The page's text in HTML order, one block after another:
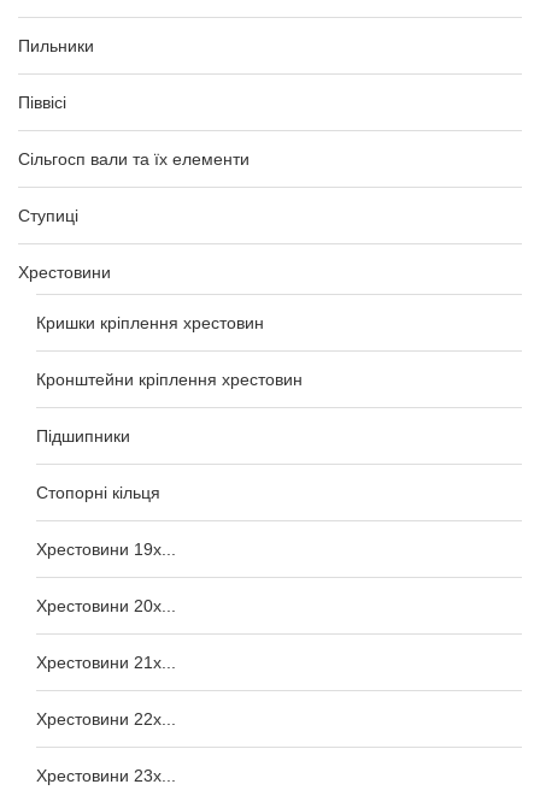
Пильники
Піввісі
Сільгосп вали та їх елементи
Ступиці
Хрестовини
Кришки кріплення хрестовин
Кронштейни кріплення хрестовин
Підшипники
Стопорні кільця
Хрестовини 19x...
Хрестовини 20x...
Хрестовини 21x...
Хрестовини 22x...
Хрестовини 23x...